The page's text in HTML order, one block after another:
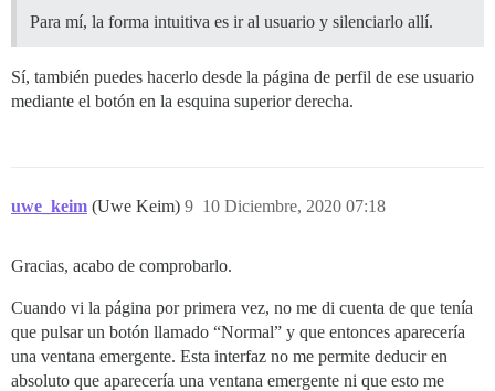
Para mí, la forma intuitiva es ir al usuario y silenciarlo allí.
Sí, también puedes hacerlo desde la página de perfil de ese usuario
mediante el botón en la esquina superior derecha.
uwe_keim (Uwe Keim) 10 Diciembre, 2020 07:18
9
Gracias, acabo de comprobarlo.
Cuando vi la página por primera vez, no me di cuenta de que tenía
que pulsar un botón llamado “Normal” y que entonces aparecería
una ventana emergente. Esta interfaz no me permite deducir en
absoluto que aparecería una ventana emergente ni que esto me